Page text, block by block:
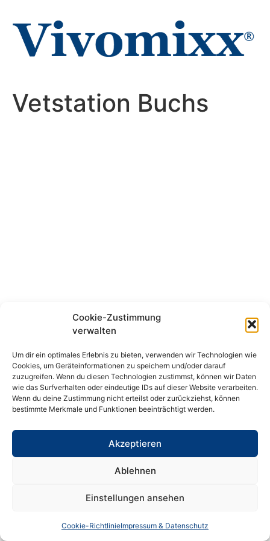
Cookie-Zustimmung
verwalten
Um dir ein optimales Erlebnis zu bieten, verwenden wir Technologien wie
Cookies, um Geräteinformationen zu speichern und/oder darauf
zuzugreifen. Wenn du diesen Technologien zustimmst, können wir Daten
wie das Surfverhalten oder eindeutige IDs auf dieser Website verarbeiten.
Wenn du deine Zustimmung nicht erteilst oder zurückziehst, können
bestimmte Merkmale und Funktionen beeinträchtigt werden.
Akzeptieren
Ablehnen
Einstellungen ansehen
Cookie-RichtlinieImpressum & Datenschutz
Inhalt
wechseln
Vetstation Buchs